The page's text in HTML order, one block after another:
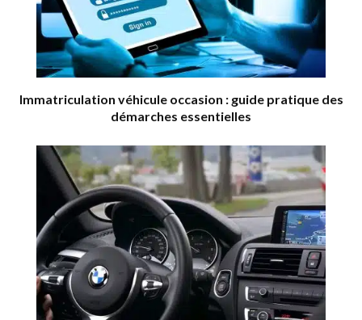
Immatriculation véhicule occasion : guide pratique des
démarches essentielles